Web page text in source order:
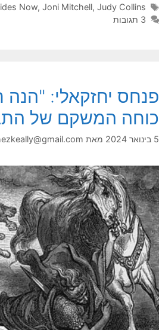
תגיות
Now,Joni Mitchell,Judy Collins
3 תגובות
פנחס יחזקאלי: "הנה
כוחה המשקם של
5 בינואר 2024 מאת